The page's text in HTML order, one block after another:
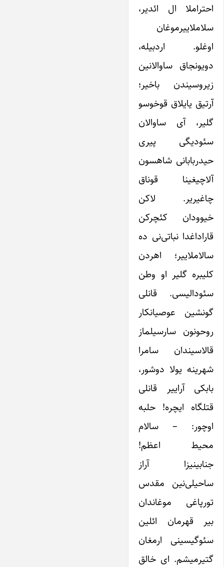
احتراملا ال ائدیر،
سلاملاییرموغان
اوغلو. اردبیله،
دویونجاق ساوالانین
زیروسیندن باخیر؛
آرتیق یایلاق قوخوسو
گلیر، آی ساوالان
سئودیگی پیری
حیدربابانی شاهسون
آلاچیغینا قوناق
چاغیریر. لاکن
خیوودان کئچرکن
قاراداغدا نباتی‌نی ده
سالاملاییر؛ اهردن
کلیبره گلیر او وطن
سئودالیسی. قانلی
گونشین عوصیانکار
روحونون سارسیلماز
قالاسیندان سامرا
شهرینه یولا دوشور،
بابکی آراییر قانلی
قتلگاه ایچره! حلبه
اوچور: – سالام
محیط اعظم!
جنابینیزا آراز
ساحیلی‌نین مقدس
تورپاغی موغاندان
بیر قهرمان ائلین
سئوگیسینی ارمغان
گتیرمیشم. ای خالق